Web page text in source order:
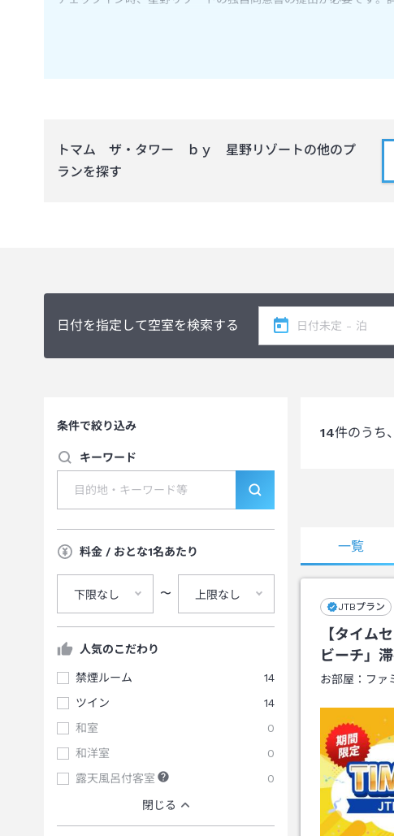
トマム ザ・タワー ｂｙ 星野リゾートの他のプ
ランを探す
日付を指定して空室を検索する
条件で絞り込み
キーワード
料金 / おとな1名あたり
下限なし 〜 上限なし
人気のこだわり
禁煙ルーム
14
ツイン
14
和室
0
和洋室
0
露天風呂付客室
0
閉じる
14件のうち、
一覧
JTBプラン
【タイム
ビーチ」
お部屋： ファ